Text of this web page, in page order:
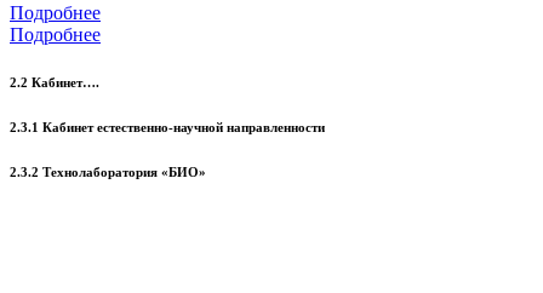
Подробнее
Подробнее
2.2 Кабинет….
2.3.1 Кабинет естественно-научной направленности
2.3.2 Технолаборатория «БИО»